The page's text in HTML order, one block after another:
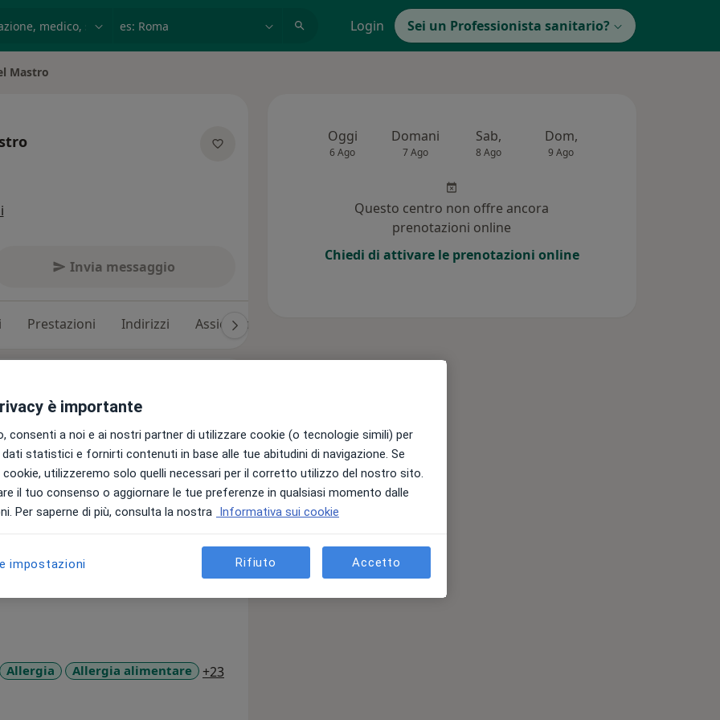
Login Sei un Professionista sanitario?
Mastro
Invia messaggio
Prestazioni Indirizzi Assicurazioni
e Immunologo impegnato nella
assistenziale, dalla fase
del Pronto Soccorso del
diagnostico-terapeutico e
la sua esperienza maturata
nell’allergo-immunologia e
nell’esperienza accademica
(Vanvitelli) di Napoli, oltre
dove ha svolto attività di ricerca
Allergia Allergia alimentare +23
Oggi
6 Ago
Domani
7 Ago
Sab,
8 Ago
Dom,
9 Ago
Questo centro non offre ancora
prenotazioni online
Chiedi di attivare le prenotazioni online
è importante
consenti a noi e ai nostri partner di utilizzare cookie (o tecnologie simili) per
statistici e fornirti contenuti in base alle tue abitudini di navigazione. Se
utilizzeremo solo quelli necessari per il corretto utilizzo del nostro sito.
il tuo consenso o aggiornare le tue preferenze in qualsiasi momento dalle
Per saperne di più, consulta la nostra Informativa sui cookie
impostazioni Rifiuto Accetto